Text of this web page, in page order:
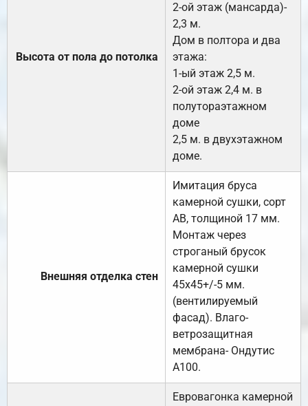
Высота от пола до потолка
2-ой этаж (мансарда)-
2,3 м.
Дом в полтора и два
этажа:
1-ый этаж 2,5 м.
2-ой этаж 2,4 м. в
полутораэтажном
доме
2,5 м. в двухэтажном
доме.
Внешняя отделка стен
Имитация бруса
камерной сушки, сорт
АВ, толщиной 17 мм.
Монтаж через
строганый брусок
камерной сушки
45х45+/-5 мм.
(вентилируемый
фасад). Влаго-
ветрозащитная
мембрана- Ондутис
А100.
Евровагонка камерной